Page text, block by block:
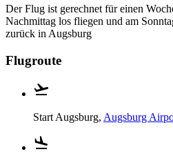
Der Flug ist gerechnet für einen
Nachmittag los fliegen und am
zurück in Augsburg
Flugroute
Start Augsburg, Augsburg